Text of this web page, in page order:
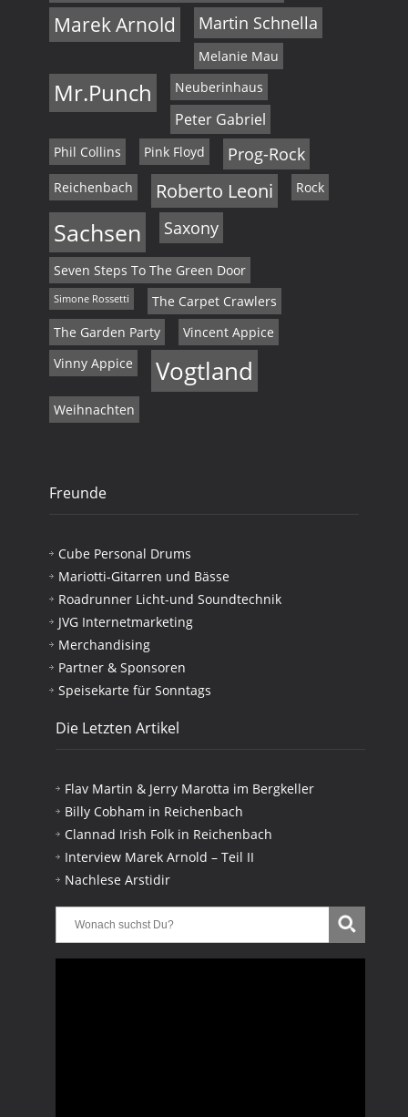
Marek Arnold Martin Schnella
Melanie Mau
Mr.Punch Neuberinhaus
Peter Gabriel
Phil Collins Pink Floyd Prog-Rock
Reichenbach Roberto Leoni Rock
Sachsen Saxony
Seven Steps To The Green Door
Simone Rossetti
The Carpet Crawlers
The Garden Party
Vincent Appice
Vinny Appice
Vogtland
Weihnachten
Freunde
Cube Personal Drums
Mariotti-Gitarren und Bässe
Roadrunner Licht-und Soundtechnik
JVG Internetmarketing
Merchandising
Partner & Sponsoren
Speisekarte für Sonntags
Die Letzten Artikel
Flav Martin & Jerry Marotta im Bergkeller
Billy Cobham in Reichenbach
Clannad Irish Folk in Reichenbach
Interview Marek Arnold – Teil II
Nachlese Arstidir